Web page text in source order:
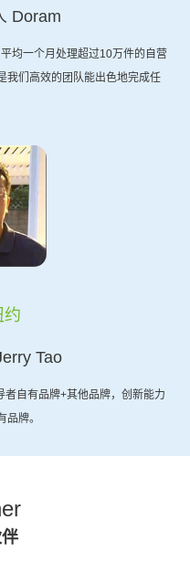
Doram
均一个月处理超过10万件的自营
我们高效的团队能出色地完成任
约
Tao
自有品牌+其他品牌，创新能力
品牌。